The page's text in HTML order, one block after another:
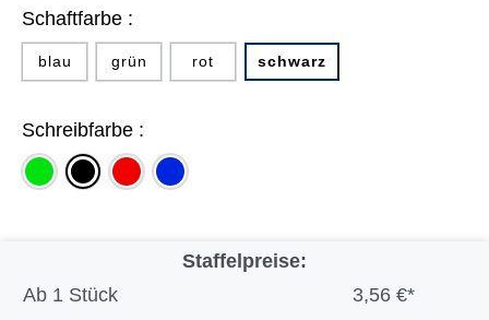
Schaftfarbe :
blau grün rot schwarz
Schreibfarbe :
grün schwarz
rot blau
Staffelpreise:
Ab 1 Stück 3,56 €*